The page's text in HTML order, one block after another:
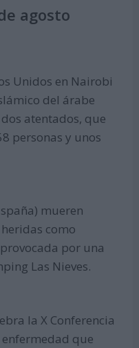
agosto
Unidos en Nairobi
del árabe
atentados, que
personas y unos
mueren
como
por una
Las Nieves.
la X Conferencia
que